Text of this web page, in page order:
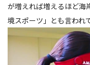
が増えれば増えるほど海
境スポーツ」とも言われ